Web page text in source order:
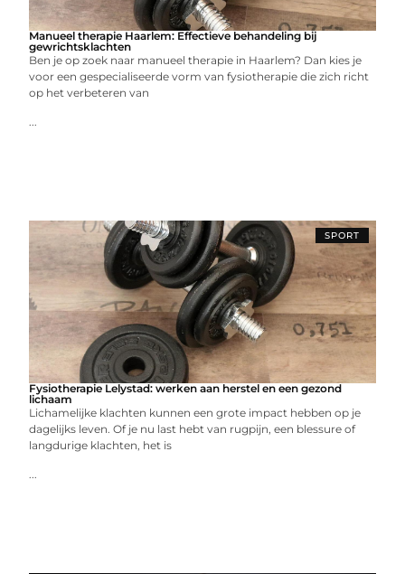
Manueel therapie Haarlem: Effectieve behandeling bij
gewrichtsklachten
Ben je op zoek naar manueel therapie in Haarlem? Dan kies je
voor een gespecialiseerde vorm van fysiotherapie die zich richt
op het verbeteren van
...
SPORT
Fysiotherapie Lelystad: werken aan herstel en een gezond
lichaam
Lichamelijke klachten kunnen een grote impact hebben op je
dagelijks leven. Of je nu last hebt van rugpijn, een blessure of
langdurige klachten, het is
...